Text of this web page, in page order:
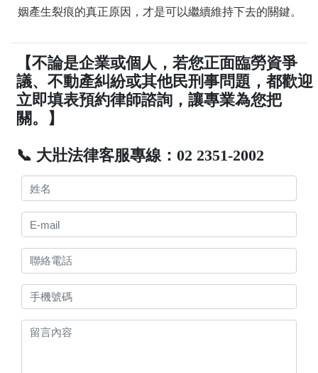
姻產生裂痕的真正原因，才是可以繼續維持下去的關鍵。
【不論是企業或個人，若您正面臨勞資爭
議、不動產糾紛或其他民刑事問題，都歡迎
立即填表預約律師諮詢，讓專業為您把
關。】
📞 大壯法律客服專線：02 2351-2002